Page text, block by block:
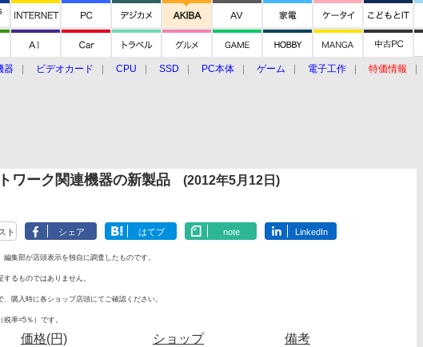
器 ビデオカード CPU SSD PC本体 ゲーム 電子工作 特価情報
ワーク関連機器の新製品 (2012年5月12日)
ト シェア はてブ note LinkedIn
集部が店頭表示を独自に調査したものです。
るものではありません。
購入時に各ショップ店頭にてご確認ください。
率=5％）です。
価格(円) ショップ
備考